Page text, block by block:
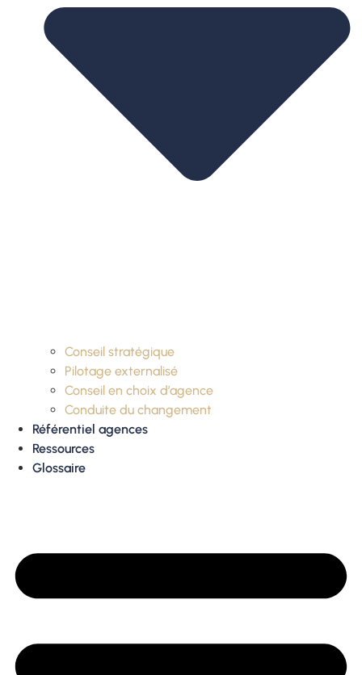
Conseil stratégique
Pilotage externalisé
Conseil en choix d’agence
Conduite du changement
Référentiel agences
Ressources
Glossaire